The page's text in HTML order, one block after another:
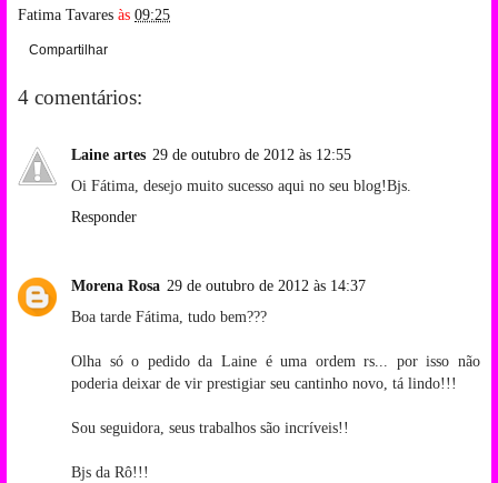
Fatima Tavares às 09:25
Compartilhar
4 comentários:
Laine artes 29 de outubro de 2012 às 12:55
Oi Fátima, desejo muito sucesso aqui no seu blog!Bjs.
Responder
Morena Rosa 29 de outubro de 2012 às 14:37
Boa tarde Fátima, tudo bem???
Olha só o pedido da Laine é uma ordem rs... por isso não
poderia deixar de vir prestigiar seu cantinho novo, tá lindo!!!
Sou seguidora, seus trabalhos são incríveis!!
Bjs da Rô!!!